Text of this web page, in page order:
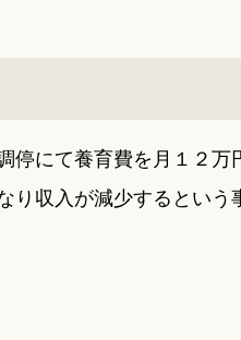
停にて養育費を月１２
り収入が減少するとい